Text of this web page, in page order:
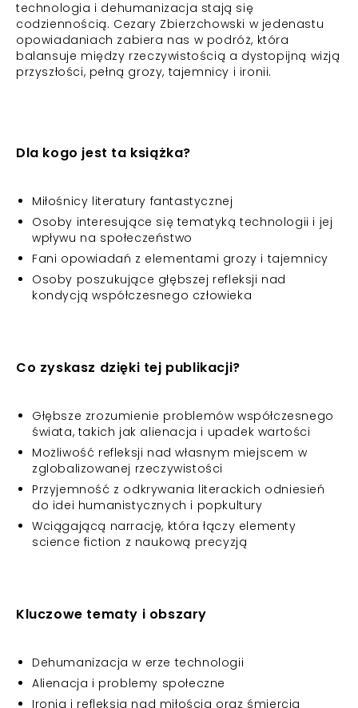
technologia i dehumanizacja stają się
codziennością. Cezary Zbierzchowski w jedenastu
opowiadaniach zabiera nas w podróż, która
balansuje między rzeczywistością a dystopijną wizją
przyszłości, pełną grozy, tajemnicy i ironii.
Dla kogo jest ta książka?
Miłośnicy literatury fantastycznej
Osoby interesujące się tematyką technologii i jej
wpływu na społeczeństwo
Fani opowiadań z elementami grozy i tajemnicy
Osoby poszukujące głębszej refleksji nad
kondycją współczesnego człowieka
Co zyskasz dzięki tej publikacji?
Głębsze zrozumienie problemów współczesnego
świata, takich jak alienacja i upadek wartości
Możliwość refleksji nad własnym miejscem w
zglobalizowanej rzeczywistości
Przyjemność z odkrywania literackich odniesień
do idei humanistycznych i popkultury
Wciągającą narrację, która łączy elementy
science fiction z naukową precyzją
Kluczowe tematy i obszary
Dehumanizacja w erze technologii
Alienacja i problemy społeczne
Ironia i refleksja nad miłością oraz śmiercią